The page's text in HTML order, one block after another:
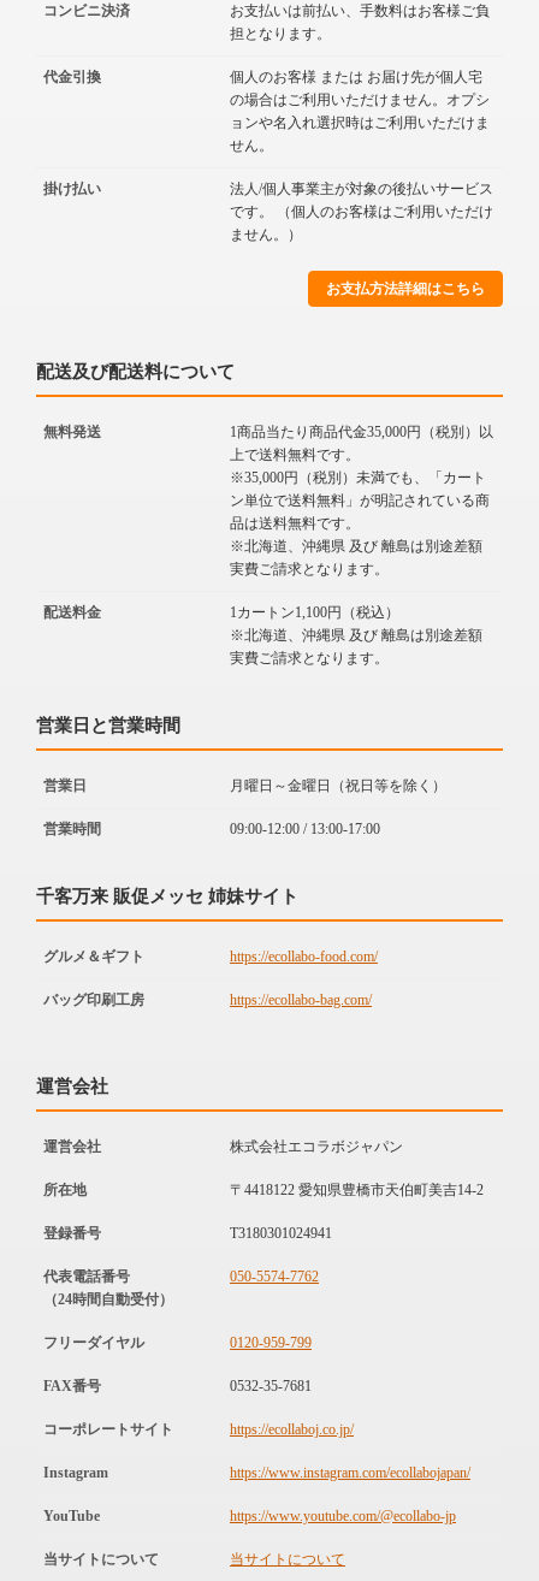
コンビニ決済
お支払いは前払い、手数料はお客様ご負
担となります。
代金引換
個人のお客様 または お届け先が個人宅
の場合はご利用いただけません。オプシ
ョンや名入れ選択時はご利用いただけま
せん。
掛け払い
法人/個人事業主が対象の後払いサービス
です。 （個人のお客様はご利用いただけ
ません。）
お支払方法詳細はこちら
配送及び配送料について
無料発送
1商品当たり商品代金35,000円（税別）以
上で送料無料です。
※35,000円（税別）未満でも、「カート
ン単位で送料無料」が明記されている商
品は送料無料です。
※北海道、沖縄県 及び 離島は別途差額
実費ご請求となります。
配送料金
1カートン1,100円（税込）
※北海道、沖縄県 及び 離島は別途差額
実費ご請求となります。
営業日と営業時間
営業日 月曜日～金曜日（祝日等を除く）
営業時間 09:00-12:00 / 13:00-17:00
千客万来 販促メッセ 姉妹サイト
グルメ＆ギフト https://ecollabo-food.com/
バッグ印刷工房 https://ecollabo-bag.com/
運営会社
運営会社 株式会社エコラボジャパン
所在地 〒4418122 愛知県豊橋市天伯町美吉14-2
登録番号 T3180301024941
代表電話番号
（24時間自動受付）
050-5574-7762
フリーダイヤル 0120-959-799
FAX番号 0532-35-7681
コーポレートサイト https://ecollaboj.co.jp/
Instagram https://www.instagram.com/ecollabojapan/
YouTube https://www.youtube.com/@ecollabo-jp
当サイトについて 当サイトについて